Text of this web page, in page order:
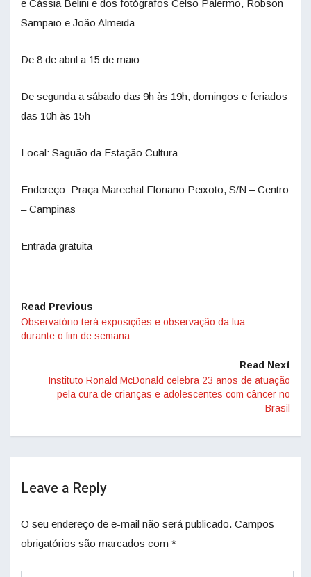
e Cássia Belini e dos fotógrafos Celso Palermo, Robson
Sampaio e João Almeida
De 8 de abril a 15 de maio
De segunda a sábado das 9h às 19h, domingos e feriados
das 10h às 15h
Local: Saguão da Estação Cultura
Endereço: Praça Marechal Floriano Peixoto, S/N – Centro
– Campinas
Entrada gratuita
Read Previous
Observatório terá exposições e observação da lua
durante o fim de semana
Read Next
Instituto Ronald McDonald celebra 23 anos de atuação
pela cura de crianças e adolescentes com câncer no
Brasil
Leave a Reply
O seu endereço de e-mail não será publicado. Campos
obrigatórios são marcados com *